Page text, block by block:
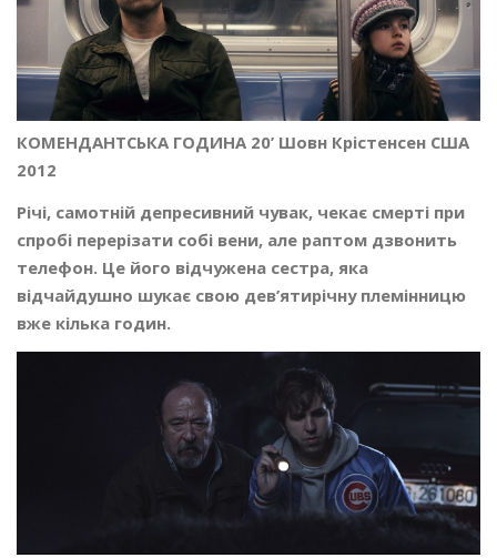
КОМЕНДАНТСЬКА ГОДИНА 20’ Шовн Крістенсен США
2012
Річі, самотній депресивний чувак, чекає смерті при
спробі перерізати собі вени, але раптом дзвонить
телефон. Це його відчужена сестра, яка
відчайдушно шукає свою дев’ятирічну племінницю
вже кілька годин.